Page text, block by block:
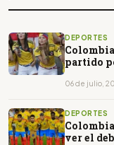
DEPORTES
partido
06 de julio,
DEPORTES
ver el